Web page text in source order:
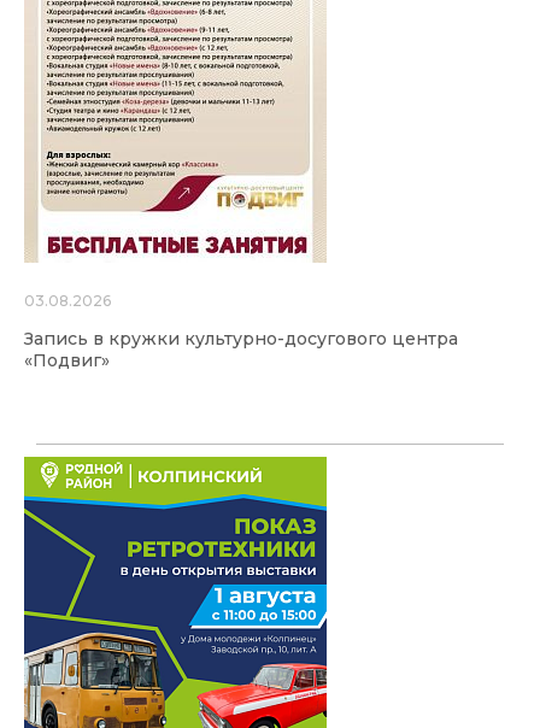
03.08.2026
Запись в кружки культурно-досугового центра
«Подвиг»